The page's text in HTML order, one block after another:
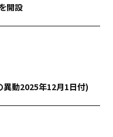
開設
異動2025年12月1日付)